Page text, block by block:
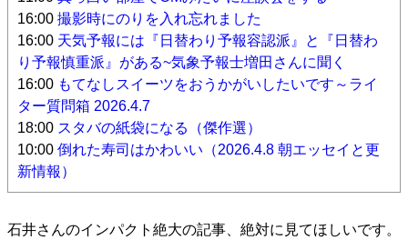
16:00 撮影時にのりを入れ忘れました
16:00 天気予報には『日替わり予報容認派』と『日替わ
り予報慎重派』がある~気象予報士増田さんに聞く
16:00 もてなしスイーツをおうかがいしたいです～ライ
ター質問箱 2026.4.7
18:00 スタバの紙袋になる（傑作選）
10:00 倒れた寿司はかわいい（2026.4.8 朝エッセイと更
新情報）
石井さんのインパクト絶大の記事、絶対に見てほしいです。